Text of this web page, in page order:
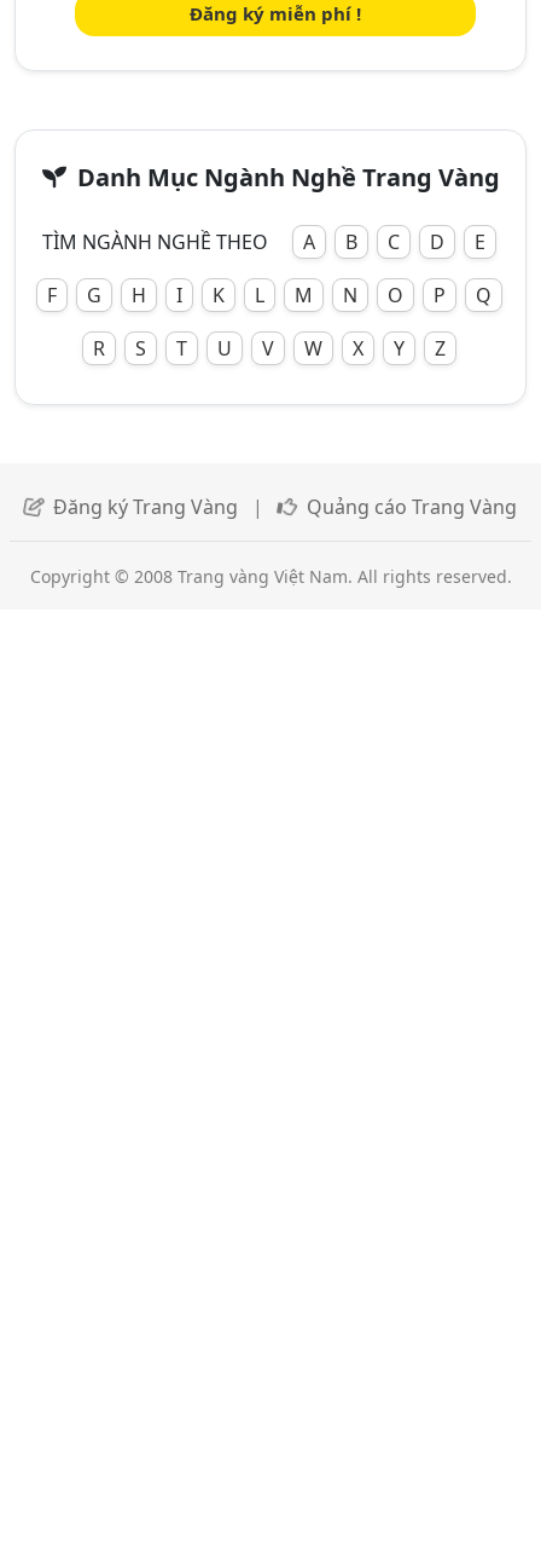
Đăng ký miễn phí !
Danh Mục Ngành Nghề Trang Vàng
TÌM NGÀNH NGHỀ THEO A B C D
E
F
G H I K L M N O P
Q
R
S T U V W X Y Z
Đăng ký Trang Vàng | Quảng cáo Trang Vàng
Copyright © 2008 Trang vàng Việt Nam. All rights reserved.